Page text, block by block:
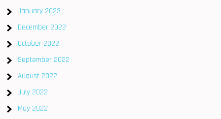
January 2023
December 2022
October 2022
September 2022
August 2022
July 2022
May 2022